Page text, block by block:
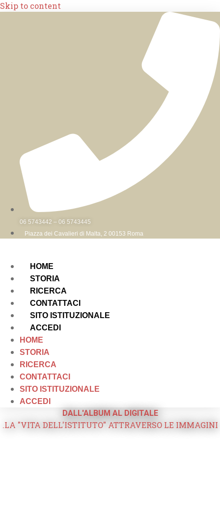
Skip to content
06 5743442 – 06 5743445
Piazza dei Cavalieri di Malta, 2 00153 Roma
HOME
STORIA
RICERCA
CONTATTACI
SITO ISTITUZIONALE
ACCEDI
HOME
STORIA
RICERCA
CONTATTACI
SITO ISTITUZIONALE
ACCEDI
DALL'ALBUM AL DIGITALE
.LA "VITA DELL'ISTITUTO" ATTRAVERSO LE IMMAGINI